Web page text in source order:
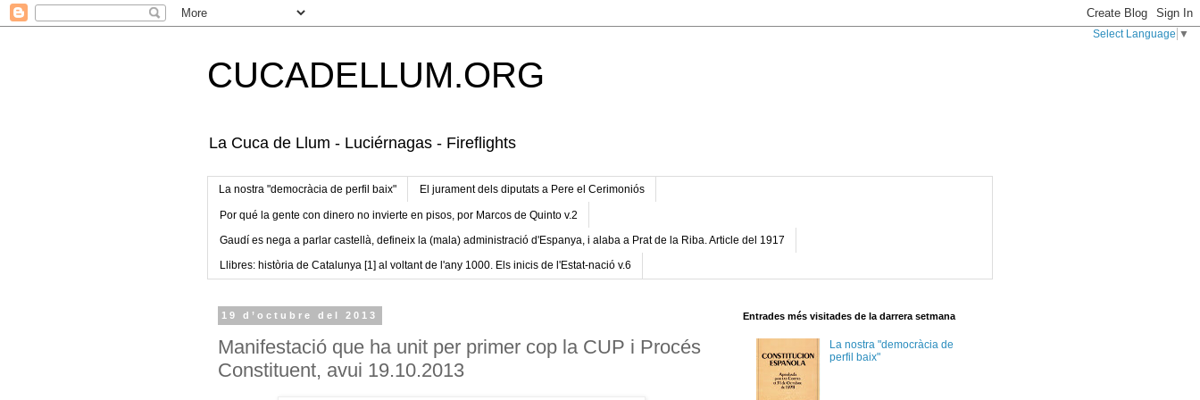
Select Language ▼
CUCADELLUM.ORG
La Cuca de Llum - Luciérnagas - Fireflights
La nostra "democràcia de perfil baix" El jurament dels diputats a Pere el Cerimoniós
Por qué la gente con dinero no invierte en pisos, por Marcos de Quinto v.2
Gaudí es nega a parlar castellà, defineix la (mala) administració d'Espanya, i alaba a Prat de la Riba. Article del 1917
Llibres: història de Catalunya [1] al voltant de l'any 1000. Els inicis de l'Estat-nació v.6
19 d’octubre del 2013
Manifestació que ha unit per primer cop la CUP i Procés
Constituent, avui 19.10.2013
Entrades més visitades de la darrera setmana
La nostra "democràcia de
perfil baix"